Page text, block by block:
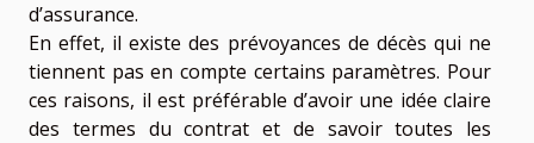
d’assurance.
En effet, il existe des prévoyances de décès qui ne
tiennent pas en compte certains paramètres. Pour
ces raisons, il est préférable d’avoir une idée claire
des termes du contrat et de savoir toutes les